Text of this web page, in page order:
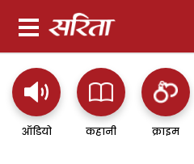
ऑडियो कहानी क्राइम